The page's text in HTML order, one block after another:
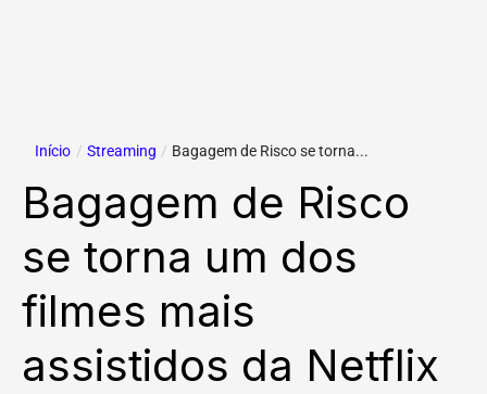
Início / Streaming / Bagagem de Risco se torna...
Bagagem de Risco
se torna um dos
filmes mais
assistidos da Netflix